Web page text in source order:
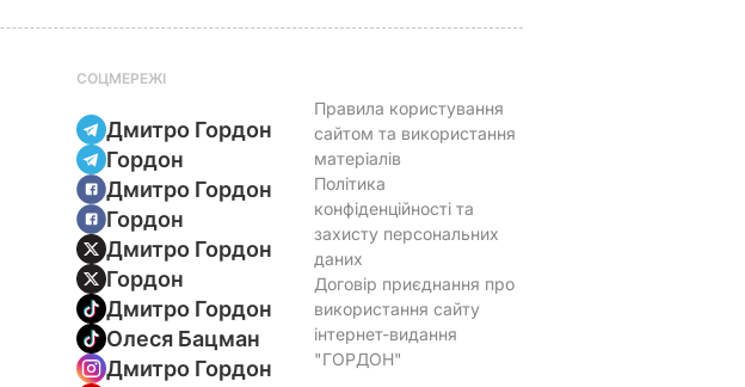
СОЦМЕРЕЖІ
Дмитро Гордон
Гордон
Дмитро Гордон
Гордон
Дмитро Гордон
Гордон
Дмитро Гордон
Олеся Бацман
Дмитро Гордон
Правила користування
сайтом та використання
матеріалів
Політика
конфіденційності та
захисту персональних
даних
Договір приєднання про
використання сайту
інтернет-видання
"ГОРДОН"